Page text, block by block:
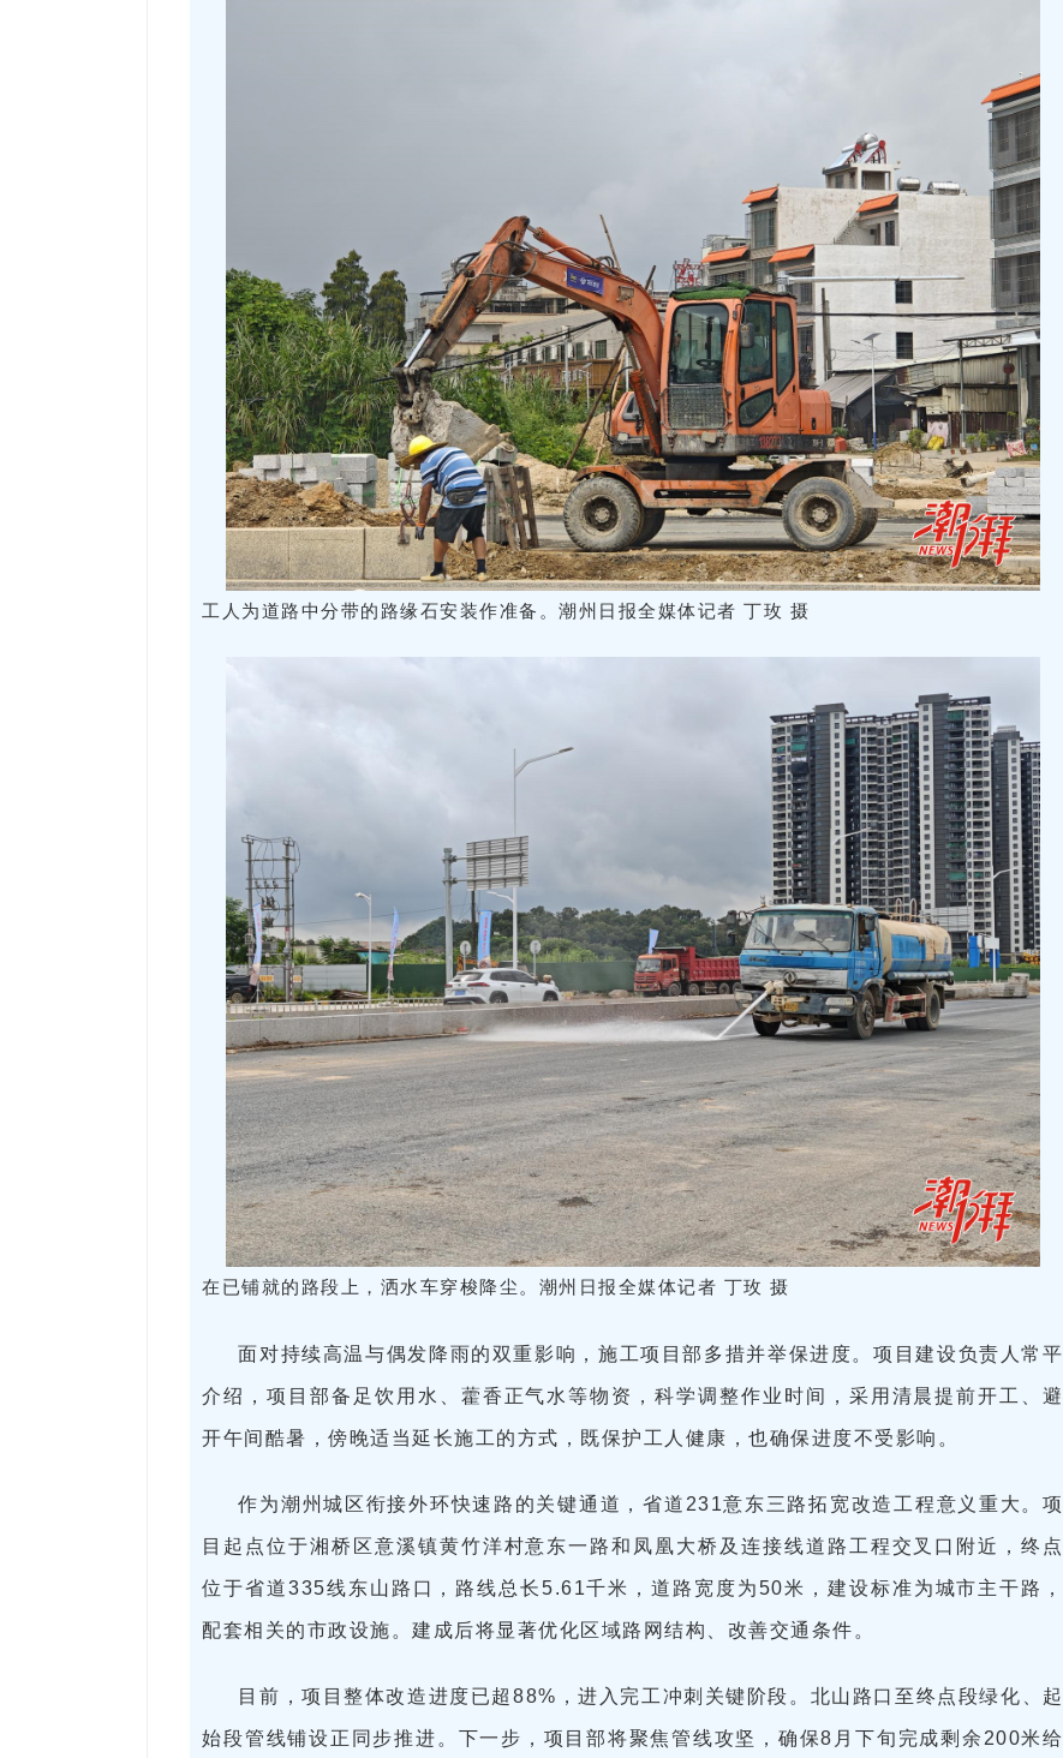
工人为道路中分带的路缘石安装作准备。潮州日报全媒体记者 丁玫 摄
在已铺就的路段上，洒水车穿梭降尘。潮州日报全媒体记者 丁玫 摄
面对持续高温与偶发降雨的双重影响，施工项目部多措并举保进度。项目建设负责人常平
介绍，项目部备足饮用水、藿香正气水等物资，科学调整作业时间，采用清晨提前开工、避
开午间酷暑，傍晚适当延长施工的方式，既保护工人健康，也确保进度不受影响。
作为潮州城区衔接外环快速路的关键通道，省道231意东三路拓宽改造工程意义重大。项
目起点位于湘桥区意溪镇黄竹洋村意东一路和凤凰大桥及连接线道路工程交叉口附近，终点
位于省道335线东山路口，路线总长5.61千米，道路宽度为50米，建设标准为城市主干路，
配套相关的市政设施。建成后将显著优化区域路网结构、改善交通条件。
目前，项目整体改造进度已超88%，进入完工冲刺关键阶段。北山路口至终点段绿化、起
始段管线铺设正同步推进。下一步，项目部将聚焦管线攻坚，确保8月下旬完成剩余200米给